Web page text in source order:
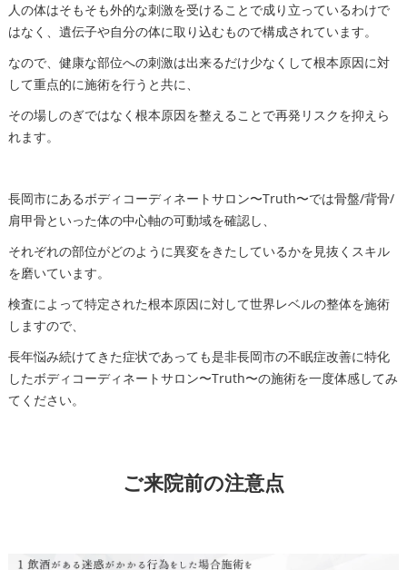
人の体はそもそも外的な刺激を受けることで成り立っているわけで
はなく、遺伝子や自分の体に取り込むもので構成されています。
なので、健康な部位への刺激は出来るだけ少なくして根本原因に対
して重点的に施術を行うと共に、
その場しのぎではなく根本原因を整えることで再発リスクを抑えら
れます。
長岡市にあるボディコーディネートサロン〜Truth〜では骨盤/背骨/
肩甲骨といった体の中心軸の可動域を確認し、
それぞれの部位がどのように異変をきたしているかを見抜くスキル
を磨いています。
検査によって特定された根本原因に対して世界レベルの整体を施術
しますので、
長年悩み続けてきた症状であっても是非長岡市の不眠症改善に特化
したボディコーディネートサロン〜Truth〜の施術を一度体感してみ
てください。
ご来院前の注意点